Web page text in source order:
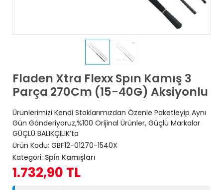
Fladen Xtra Flexx Spın Kamış 3
Parça 270Cm (15-40G) Aksiyonlu
Ürünlerimizi Kendi Stoklarımızdan Özenle Paketleyip Aynı
Gün Gönderiyoruz,%100 Orijinal Ürünler, Güçlü Markalar
GÜÇLÜ BALIKÇILIK’ta
Ürün Kodu: GBF12-01270-1540X
Kategori: Spin Kamışları
1.732,90 TL